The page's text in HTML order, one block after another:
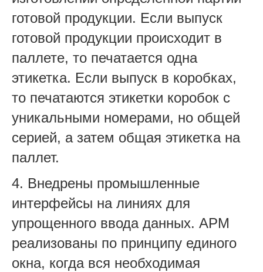
готовой продукции. Если выпуск
готовой продукции происходит в
паллете, то печатается одна
этикетка. Если выпуск в коробках,
то печатаются этикетки коробок с
уникальными номерами, но общей
серией, а затем общая этикетка на
паллет.
4. Внедрены промышленные
интерфейсы на линиях для
упрощенного ввода данных. АРМ
реализованы по принципу единого
окна, когда вся необходимая